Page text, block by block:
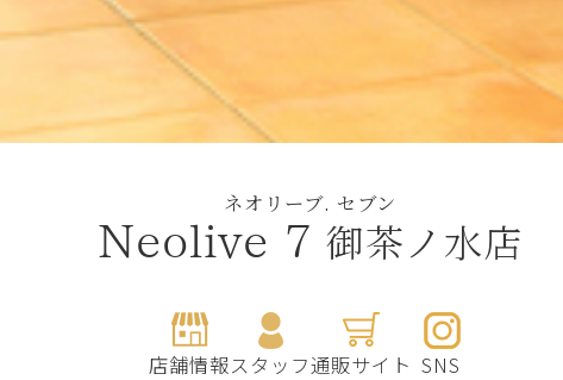
ネオリーブ. セブン
Neolive 7 御茶ノ水店
店舗情報スタッフ通販サイト SNS